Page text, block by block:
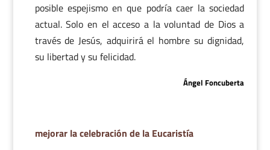
posible espejismo en que podría caer la sociedad
actual. Solo en el acceso a la voluntad de Dios a
través de Jesús, adquirirá el hombre su dignidad,
su libertad y su felicidad.
Ángel Foncuberta
mejorar la celebración de la Eucaristía